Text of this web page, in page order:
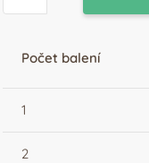
Počet balení
1
2